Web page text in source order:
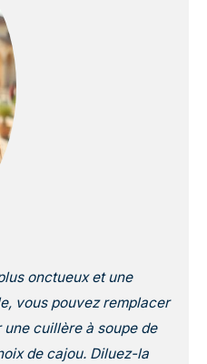
onctueux et une
vous pouvez remplacer
cuillère à soupe de
de cajou. Diluez-la